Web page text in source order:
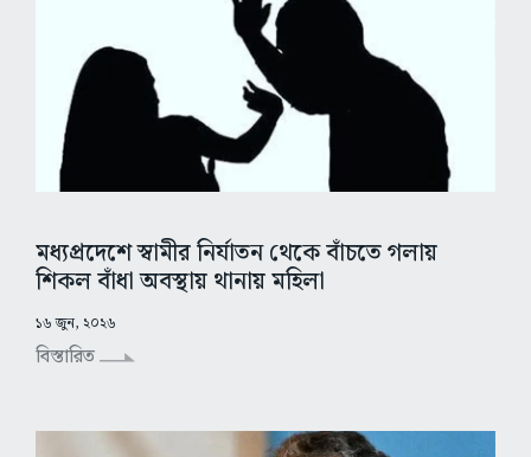
মধ্যপ্রদেশে স্বামীর নির্যাতন থেকে বাঁচতে গলায়
শিকল বাঁধা অবস্থায় থানায় মহিলা
১৬ জুন, ২০২৬
বিস্তারিত